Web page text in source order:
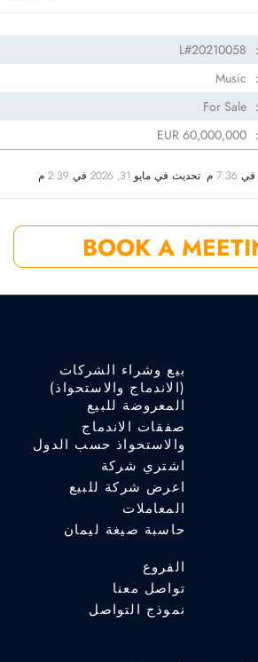
L#20210058
Music
For Sale
EUR 60,000,000
بيع وشراء الشركات
(الاندماج والاستحواذ)
المعروضة للبيع
صفقات الاندماج
والاستحواذ حسب الدول
اشتري شركة
اعرض شركة للبيع
المعاملات
حاسبة صيغة ليمان
الفروع
تواصل معنا
نموذج التواصل